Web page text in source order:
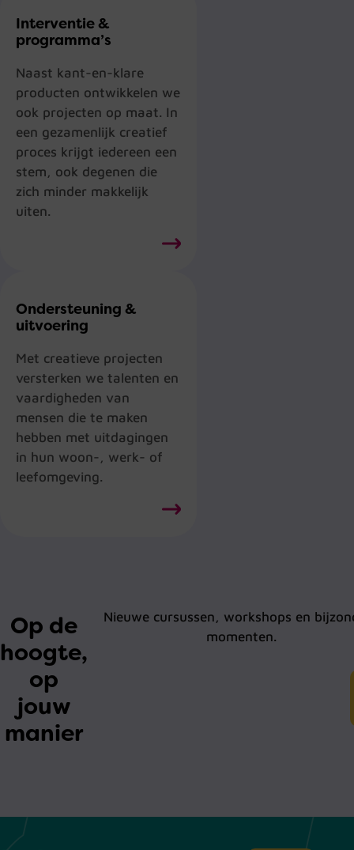
Interventie &
programma’s
Naast kant-en-klare
producten ontwikkelen we
ook projecten op maat. In
een gezamenlijk creatief
proces krijgt iedereen een
stem, ook degenen die
zich minder makkelijk
uiten.
Ondersteuning &
uitvoering
Met creatieve projecten
versterken we talenten en
vaardigheden van
mensen die te maken
hebben met uitdagingen
in hun woon-, werk- of
leefomgeving.
Op de
hoogte,
op
jouw
manier
Nieuwe cursussen, workshops en
momenten.